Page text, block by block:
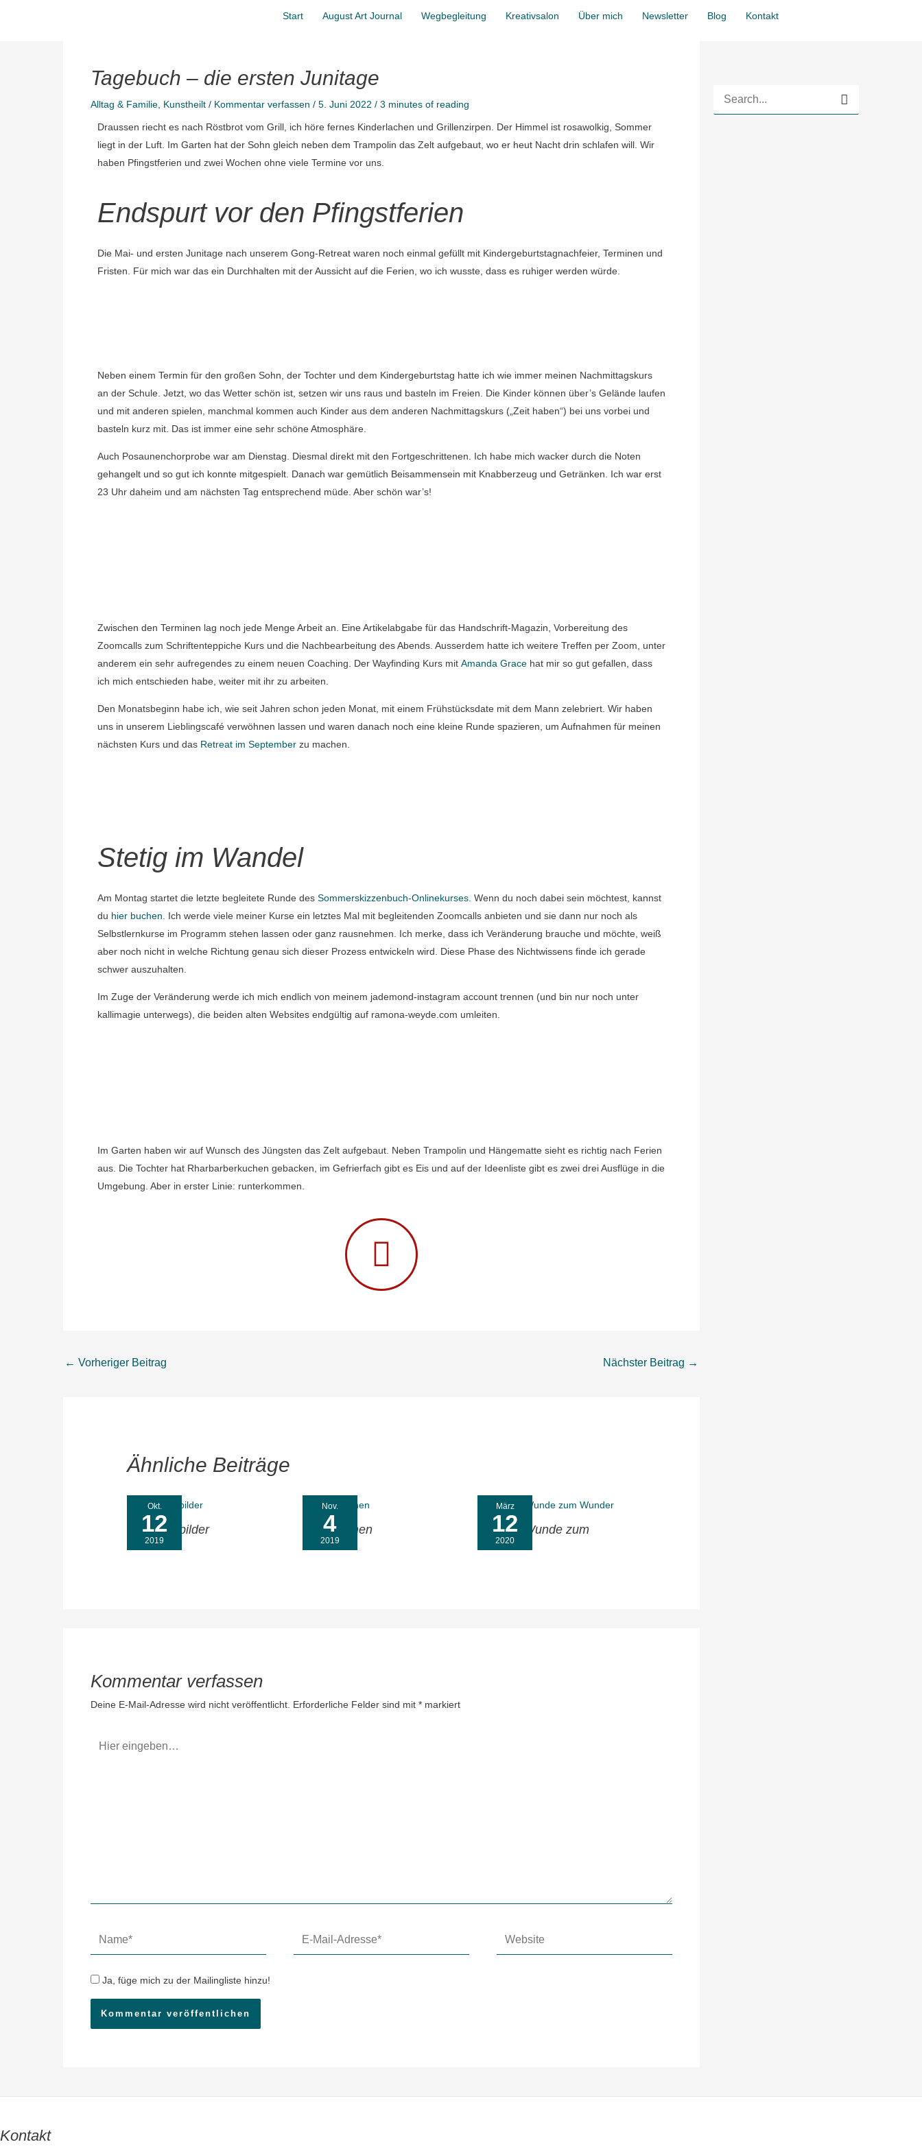
Start August Art Journal Wegbegleitung Kreativsalon Über mich Newsletter Blog Kontakt
Tagebuch – die ersten Junitage
Alltag & Familie Kunstheilt / Kommentar verfassen / 5. Juni 2022 / 3 minutes of reading
Draussen riecht es nach Röstbrot vom Grill, ich höre fernes Kinderlachen und Grillenzirpen. Der Himmel ist rosawolkig, Sommer
liegt in der Luft. Im Garten hat der Sohn gleich neben dem Trampolin das Zelt aufgebaut, wo er heut Nacht drin schlafen will. Wir
haben Pfingstferien und zwei Wochen ohne viele Termine vor uns.
Endspurt vor den Pfingstferien
Die Mai- und ersten Junitage nach unserem Gong-Retreat waren noch einmal gefüllt mit Kindergeburtstagnachfeier, Terminen und
Fristen. Für mich war das ein Durchhalten mit der Aussicht auf die Ferien, wo ich wusste, dass es ruhiger werden würde.
Neben einem Termin für den großen Sohn, der Tochter und dem Kindergeburtstag hatte ich wie immer meinen Nachmittagskurs
an der Schule. Jetzt, wo das Wetter schön ist, setzen wir uns raus und basteln im Freien. Die Kinder können über’s Gelände laufen
und mit anderen spielen, manchmal kommen auch Kinder aus dem anderen Nachmittagskurs („Zeit haben“) bei uns vorbei und
basteln kurz mit. Das ist immer eine sehr schöne Atmosphäre.
Auch Posaunenchorprobe war am Dienstag. Diesmal direkt mit den Fortgeschrittenen. Ich habe mich wacker durch die Noten
gehangelt und so gut ich konnte mitgespielt. Danach war gemütlich Beisammensein mit Knabberzeug und Getränken. Ich war erst
23 Uhr daheim und am nächsten Tag entsprechend müde. Aber schön war’s!
Zwischen den Terminen lag noch jede Menge Arbeit an. Eine Artikelabgabe für das Handschrift-Magazin, Vorbereitung des
Zoomcalls zum Schriftenteppiche Kurs und die Nachbearbeitung des Abends. Ausserdem hatte ich weitere Treffen per Zoom, unter
anderem ein sehr aufregendes zu einem neuen Coaching. Der Wayfinding Kurs mit Amanda Grace hat mir so gut gefallen, dass
ich mich entschieden habe, weiter mit ihr zu arbeiten.
Den Monatsbeginn habe ich, wie seit Jahren schon jeden Monat, mit einem Frühstücksdate mit dem Mann zelebriert. Wir haben
uns in unserem Lieblingscafé verwöhnen lassen und waren danach noch eine kleine Runde spazieren, um Aufnahmen für meinen
nächsten Kurs und das Retreat im September zu machen.
Stetig im Wandel
Am Montag startet die letzte begleitete Runde des Sommerskizzenbuch-Onlinekurses. Wenn du noch dabei sein möchtest, kannst
du hier buchen.
Ich werde viele meiner Kurse ein letztes Mal mit begleitenden Zoomcalls anbieten und sie dann nur noch als
Selbstlernkurse im Programm stehen lassen oder ganz rausnehmen. Ich merke, dass ich Veränderung brauche und möchte, weiß
aber noch nicht in welche Richtung genau sich dieser Prozess entwickeln wird. Diese Phase des Nichtwissens finde ich gerade
schwer auszuhalten.
Im Zuge der Veränderung werde ich mich endlich von meinem jademond-instagram account trennen (und bin nur noch unter
kallimagie unterwegs), die beiden alten Websites endgültig auf ramona-weyde.com umleiten.
Im Garten haben wir auf Wunsch des Jüngsten das Zelt aufgebaut. Neben Trampolin und Hängematte sieht es richtig nach Ferien
aus. Die Tochter hat Rharbarberkuchen gebacken, im Gefrierfach gibt es Eis und auf der Ideenliste gibt es zwei drei Ausflüge in die
Umgebung. Aber in erster Linie: runterkommen.
← Vorheriger Beitrag Nächster Beitrag →
Ähnliche Beiträge
Okt.
12
2019
Symptombilder
Nov.
4
2019
Türen öffnen
März
12
2020
Von der Wunde zum
Wunder
Kommentar verfassen
Deine E-Mail-Adresse wird nicht veröffentlicht. Erforderliche Felder sind mit * markiert
eingeben…
Name* Website
Ja, füge mich zu der Mailingliste hinzu!
Kontakt